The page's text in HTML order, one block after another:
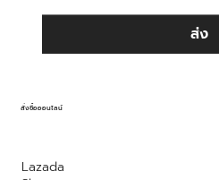
สั่งซื้อออนไลน์
Lazada
ส่ง